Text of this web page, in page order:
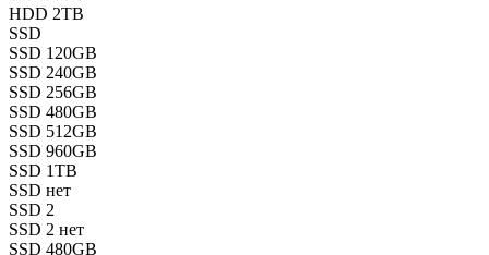
HDD 2TB
SSD
SSD 120GB
SSD 240GB
SSD 256GB
SSD 480GB
SSD 512GB
SSD 960GB
SSD 1TB
SSD нет
SSD 2
SSD 2 нет
SSD 480GB